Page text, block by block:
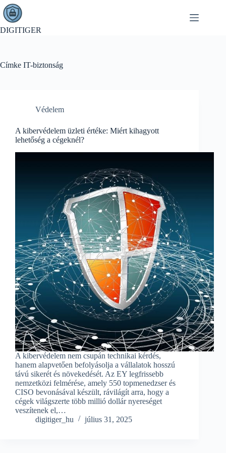
Skip
to
content
DIGITIGER
Címke IT-biztonság
Védelem
A kibervédelem üzleti értéke: Miért kihagyott
lehetőség a cégeknél?
A kibervédelem nem csupán technikai kérdés,
hanem alapvetően befolyásolja a vállalatok hosszú
távú sikerét és növekedését. Az EY legfrissebb
nemzetközi felmérése, amely 550 topmenedzser és
CISO bevonásával készült, rávilágít arra, hogy a
cégek világszerte több millió dollár nyereséget
veszítenek el,…
digitiger_hu
július 31, 2025